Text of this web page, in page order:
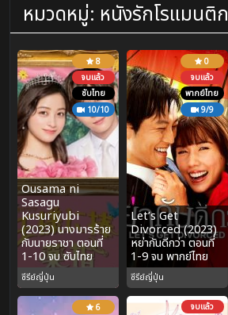
หมวดหมู่: หนังรักโรแมนติก
8
จบแล้ว
ซับไทย
10/10
Ousama ni
Sasagu
Kusuriyubi
(2023) นางมารร้าย
กับนายราชา ตอนที่
1-10 จบ ซับไทย
ซีรีย์ญี่ปุ่น
0
จบแล้ว
พากย์ไทย
9/9
Let’s Get
Divorced (2023)
หย่ากันดีกว่า ตอนที่
1-9 จบ พากย์ไทย
ซีรีย์ญี่ปุ่น
6
จบแล้ว